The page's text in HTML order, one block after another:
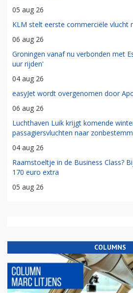
05 aug 26
KLM stelt eerste commerciële vlucht
06 aug 26
Groningen vanaf nu verbonden met
uur rijden'
04 aug 26
easyJet wordt overgenomen door
06 aug 26
Luchthaven Luik krijgt komende
passagiersvluchten naar
04 aug 26
Raamstoeltje in de Business Class?
170 euro extra
05 aug 26
COLUMNS